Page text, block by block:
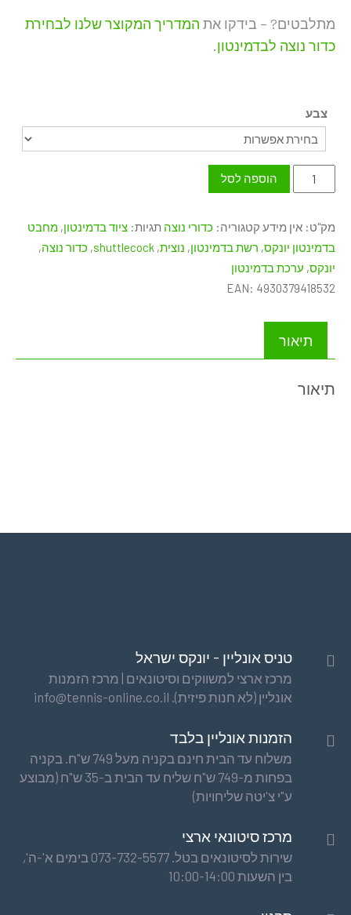
מתלבטים? – בידקו את המדריך המקוצר שלנו לבחירת
כדור נוצה לבדמינטון.
צבע
כמות
של
נוצה
ניילון
מקצועי
YONEX
(6
הוספה לסל
מק"ט: אין מידע קטגוריה: כדורי נוצה תגיות: ציוד בדמינטון, מחבט
בדמינטון יונקס, רשת בדמינטון, נוצית,
shuttlecock
, כדור נוצה,
יונקס, ערכת בדמינטון
EAN: 4930379418532
תיאור
תיאור
טניס אונליין - יונקס ישראל
מרכז ארצי למשווקים וסיטונאים | מרכז הזמנות
אונליין (לא חנות פיזית). info@tennis-online.co.il
הזמנות אונליין בלבד
משלוח עד הבית חינם בקניה מעל 749 ש"ח. בקניה
בפחות מ-749 ש"ח שליח עד הבית ב-35 ש"ח (מבוצע
ע"י צ'יטה שליחויות)
מרכז סיטונאי ארצי
שירות לסיטונאים בטל. 073-732-5577 בימים א'-ה',
בין השעות 10:00-14:00